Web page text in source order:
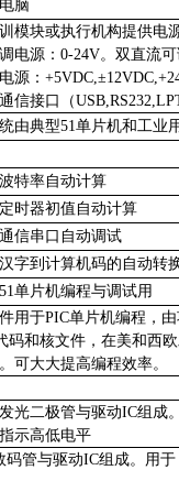
脑
模块或执行机构提供电
电源：0-24V。双直流可
源：
信接口（
由典型51单片机和工业
特率自动计算
时器初值自动计算
信串口自动调试
字到计算机码的自动转
51单片机编程与调试用
用于PIC单片机编程，
码和核文件，在美和西
可大大提高编程效率。
光二极管与驱动IC组成
示高低电平
码管与驱动IC组成。用